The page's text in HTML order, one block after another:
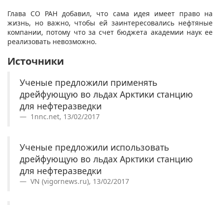
Глава СО РАН добавил, что сама идея имеет право на
жизнь, но важно, чтобы ей заинтересовались нефтяные
компании, потому что за счет бюджета академии наук ее
реализовать невозможно.
Источники
Ученые предложили применять
дрейфующую во льдах Арктики станцию
для нефтеразведки
1nnc.net, 13/02/2017
Ученые предложили использовать
дрейфующую во льдах Арктики станцию
для нефтеразведки
VN (vigornews.ru), 13/02/2017